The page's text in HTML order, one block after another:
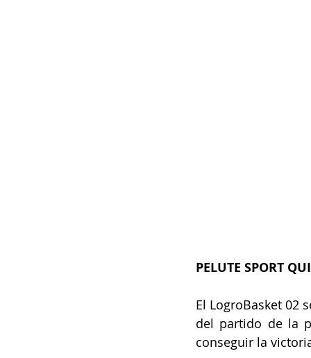
PELUTE SPORT
El LogroBasket 02
del partido de la
conseguir la